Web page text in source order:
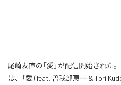
尾崎友直の「愛」が配信開始された
は、「愛 (feat. 曽我部恵一 & Tori